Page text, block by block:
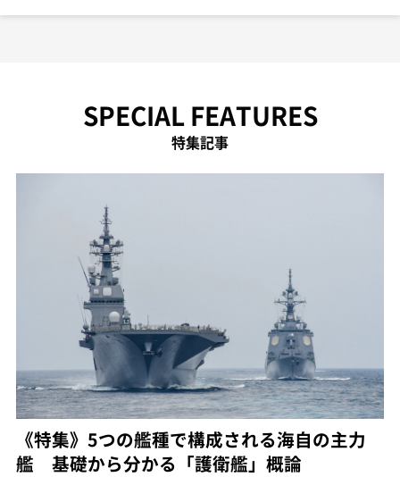
SPECIAL FEATURES
特集記事
《特集》5つの艦種で構成される海自の主力
艦 基礎から分かる「護衛艦」概論